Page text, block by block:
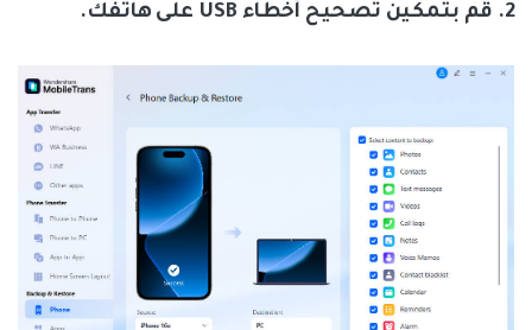
2. قم بتمكين تصحيح أخطاء USB على هاتفك.